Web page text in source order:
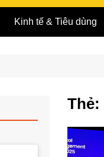
Kinh tế & Tiêu dùng
Thẻ: